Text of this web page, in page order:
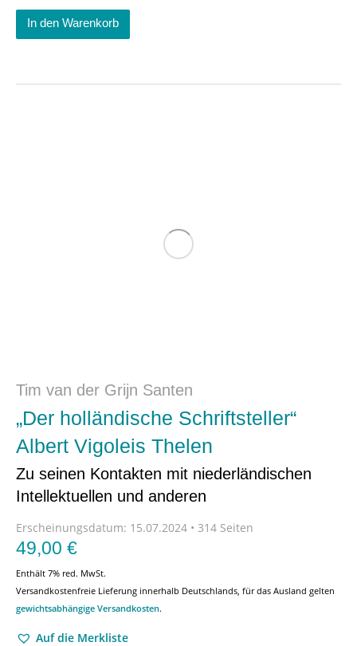
In den Warenkorb
Tim van der Grijn Santen
„Der holländische Schriftsteller“
Albert Vigoleis Thelen
Zu seinen Kontakten mit niederländischen
Intellektuellen und anderen
Erscheinungsdatum: 15.07.2024 • 314 Seiten
49,00 €
Enthält 7% red. MwSt.
Versandkostenfreie Lieferung innerhalb Deutschlands, für das Ausland gelten
gewichtsabhängige Versandkosten.
Auf die Merkliste